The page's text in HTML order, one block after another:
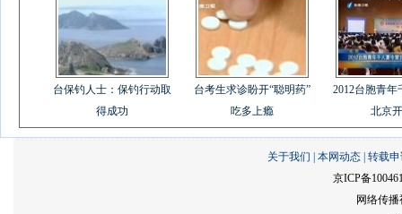
台保钓人士：保钓行动取
得成功
台考生求诊盼开“聪明药”
吃多上瘾
2012台胞青年
北京
关于我们 本网动态 转载
京ICP备
网络传